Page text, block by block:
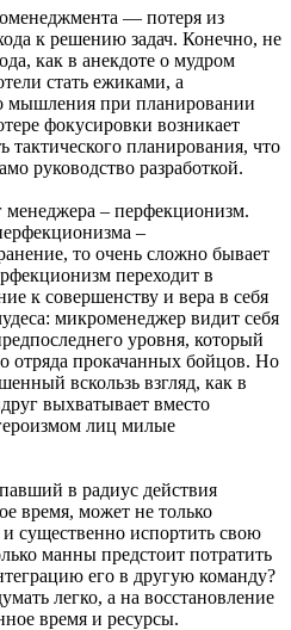
— потеря из
к решению задач. Конечно, не
как в анекдоте о мудром
стать ежиками, а
мышления при планировании
фокусировки возникает
тактического планирования, что
руководство разработкой.
– перфекционизм.
–
то очень сложно бывает
переходит в
к совершенству и вера в себя
микроменеджер видит себя
уровня, который
отряда прокачанных бойцов. Но
вскользь взгляд, как в
выхватывает вместо
лиц милые
в радиус действия
время, может не только
и существенно испортить свою
манны предстоит потратить
его в другую команду?
легко, а на восстановление
время и ресурсы.